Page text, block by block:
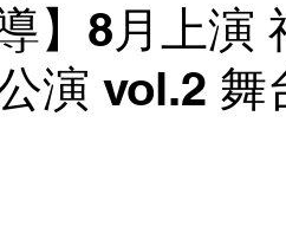
】8月上演
演 vol.2 舞